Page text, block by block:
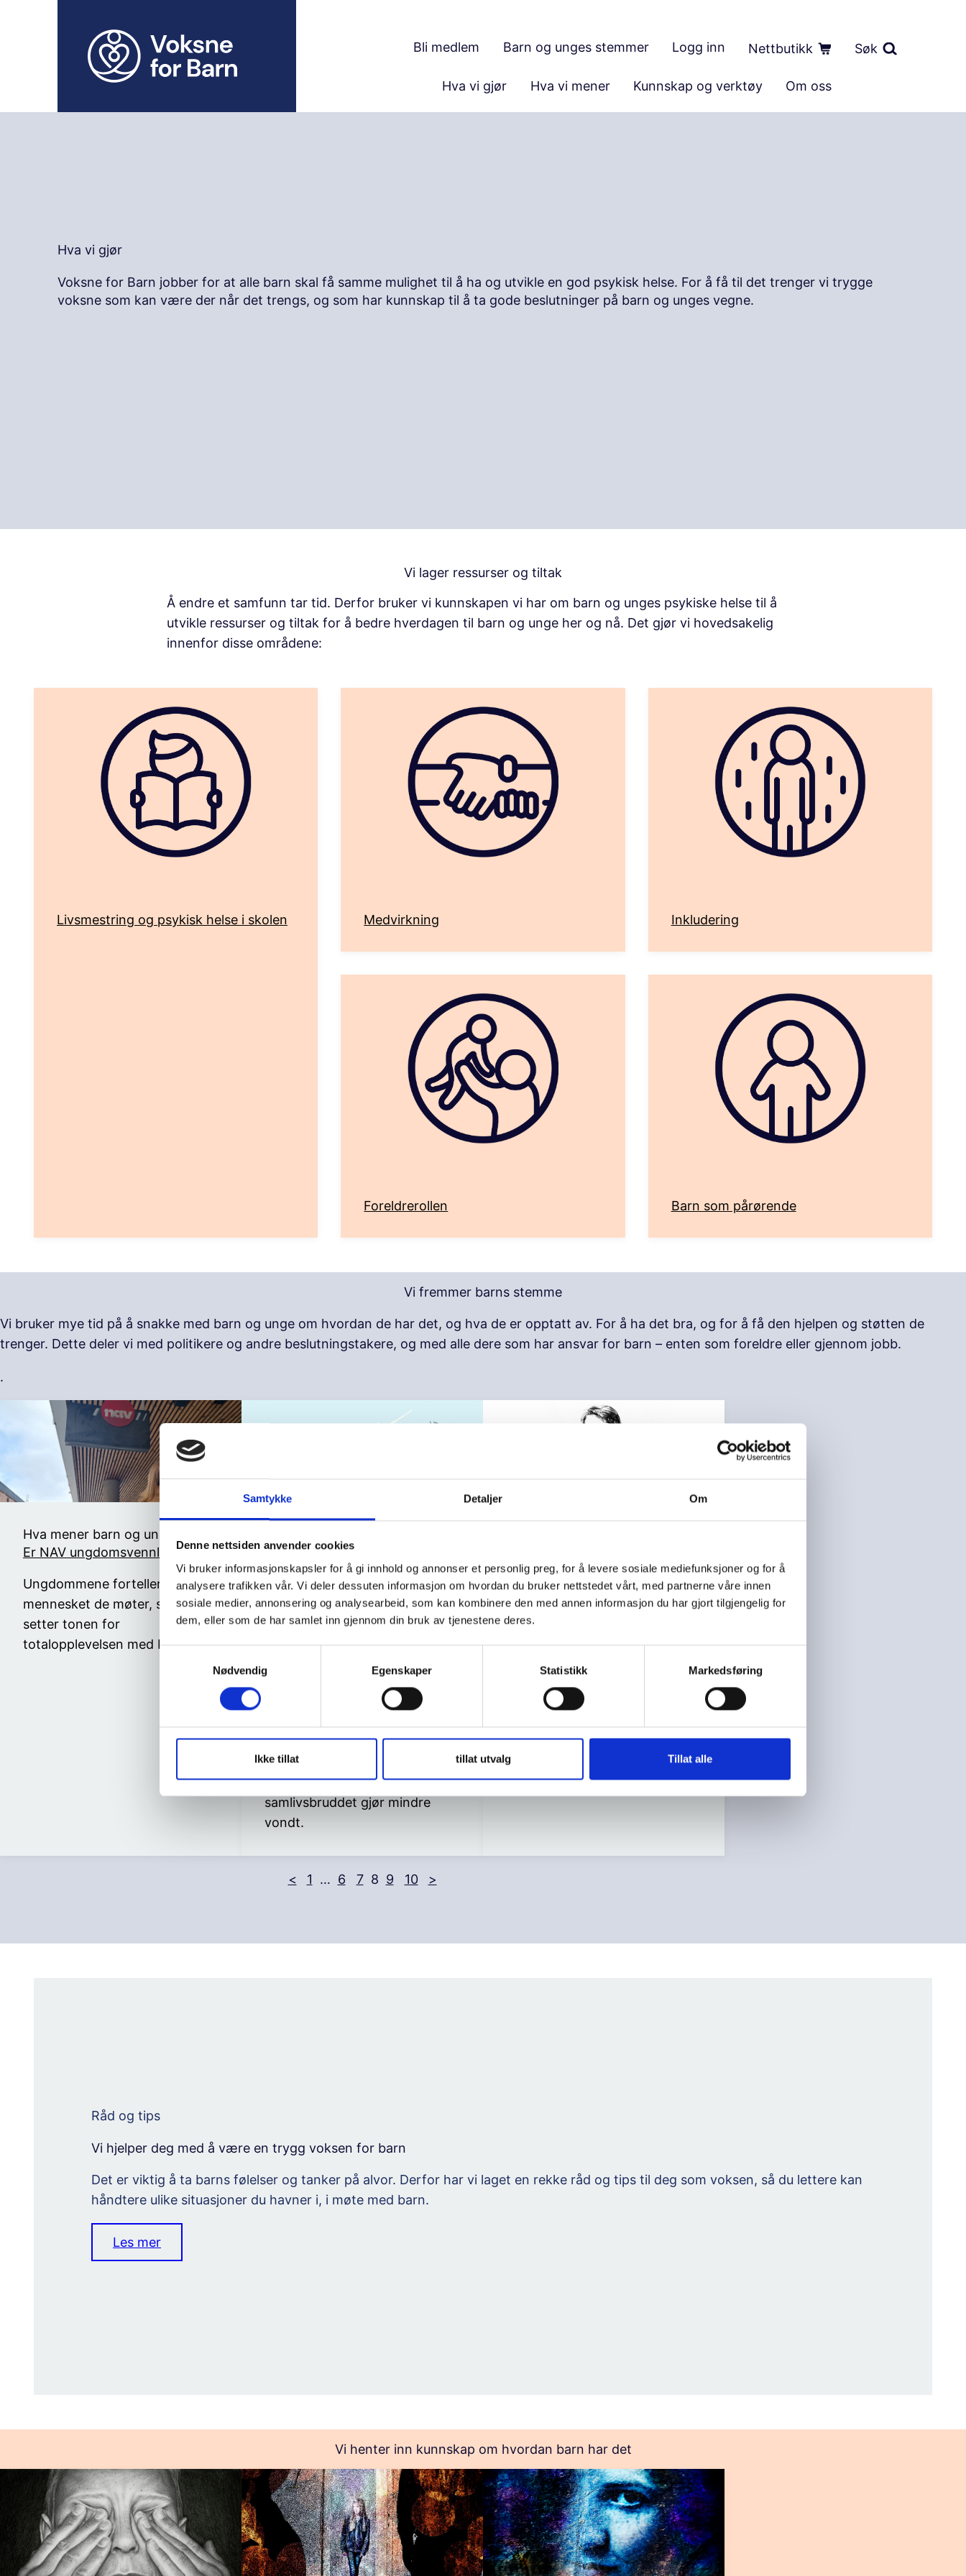
Samtykke Detaljer Om
Denne nettsiden anvender cookies
Vi bruker informasjonskapsler for å gi innhold og annonser et personlig preg, for å levere sosiale mediefunksjoner og for å
analysere trafikken vår. Vi deler dessuten informasjon om hvordan du bruker nettstedet vårt, med partnerne våre innen
sosiale medier, annonsering og analysearbeid, som kan kombinere den med annen informasjon du har gjort tilgjengelig for
dem, eller som de har samlet inn gjennom din bruk av tjenestene deres.
v
Nødvendig Egenskaper Statistikk Markedsføring
Ikke tillat tillat utvalg Tillat alle
l
Bli medlem Barn og unges stemmer Logg inn Nettbutikk Søk
Hva vi gjør Hva vi mener Kunnskap og verktøy Om oss
Hva vi gjør
Voksne for Barn jobber for at alle barn skal få samme mulighet til å ha og utvikle en god psykisk helse. For å få til det trenger vi trygge
voksne som kan være der når det trengs, og som har kunnskap til å ta gode beslutninger på barn og unges vegne.
Vi lager ressurser og tiltak
Å endre et samfunn tar tid. Derfor bruker vi kunnskapen vi har om barn og unges psykiske helse til å
utvikle ressurser og tiltak for å bedre hverdagen til barn og unge her og nå. Det gjør vi hovedsakelig
innenfor disse områdene:
Livsmestring og psykisk helse i skolen Medvirkning Inkludering
Foreldrerollen Barn som pårørende
Vi fremmer barns stemme
Vi bruker mye tid på å snakke med barn og unge om hvordan de har det, og hva de er opptatt av. For å ha det bra, og for å få den hjelpen og støtten de
trenger. Dette deler vi med politikere og andre beslutningstakere, og med alle dere som har ansvar for barn – enten som foreldre eller gjennom jobb.
.
Hva mener barn og unge
Er NAV ungdomsvennlig?
Ungdommene forteller at det er
mennesket de møter, som
setter tonen for
totalopplevelsen med NAV.
Hva mener barn og unge
Til mine skilte foreldre: «Kjære
Hvordan det oppleves med
skilsmisse, to hjem og
bonusfamilie. Hva de trenger så
samlivsbruddet gjør mindre
vondt.
Hva mener barn og unge
Om pengene og livet
Barn og unge forteller om
< 1 … 6 7 8 9 10 >
Råd og tips
Vi hjelper deg med å være en trygg voksen for barn
Det er viktig å ta barns følelser og tanker på alvor. Derfor har vi laget en rekke råd og tips til deg som voksen, så du lettere kan
håndtere ulike situasjoner du havner i, i møte med barn.
Les mer
Vi henter inn kunnskap om hvordan barn har det